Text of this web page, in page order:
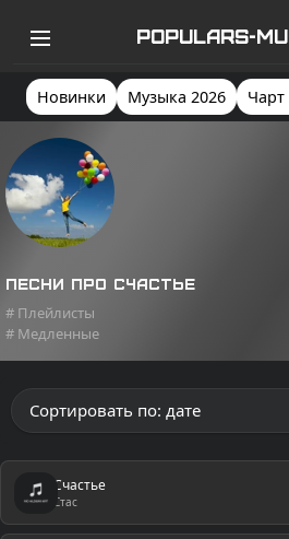
POPULARS-
Новинки Музыка 2026 Чарт
Песни про счастье
# Плейлисты
# Медленные
Счастье
Стас